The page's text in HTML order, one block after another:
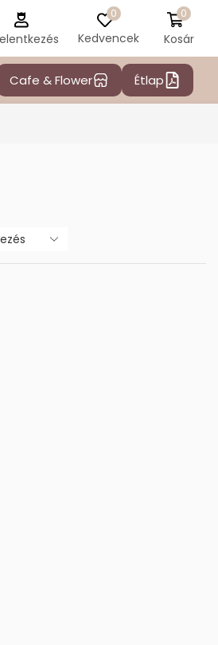
0
Kedvencek
0
Kosár
Cafe & Flower Étlap